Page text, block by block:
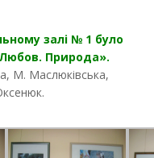
залі № 1 було
Природа».
М. Маслюківська,